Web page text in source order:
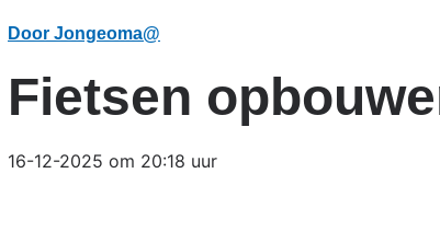
Door Jongeoma@
Fietsen
16-12-2025 om 20:18 uur